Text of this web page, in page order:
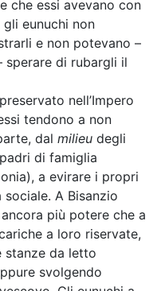
che essi avevano con
gli eunuchi non
e non potevano –
sperare di rubargli il
nell’Impero
tendono a non
dal milieu degli
di famiglia
a evirare i propri
A Bisanzio
più potere che a
a loro riservate,
stanze da letto
svolgendo